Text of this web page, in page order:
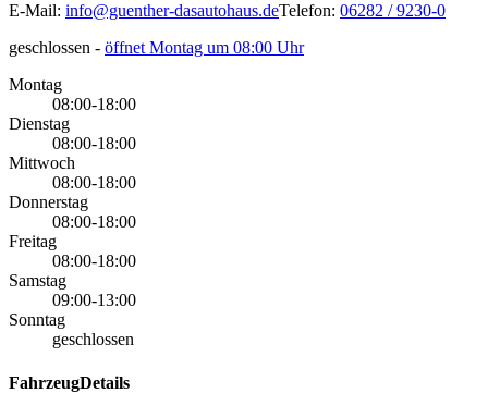
E-Mail: info@guenther-dasautohaus.deTelefon: 06282 / 9230-0
geschlossen - öffnet Montag um 08:00 Uhr
Montag
08:00-18:00
Dienstag
08:00-18:00
Mittwoch
08:00-18:00
Donnerstag
08:00-18:00
Freitag
08:00-18:00
Samstag
09:00-13:00
Sonntag
geschlossen
FahrzeugDetails